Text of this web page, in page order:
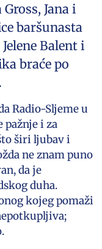
Jana i
baršunasta
Balent i
braće po
Radio-Sljeme u
pažnje i za
širi ljubav i
ne znam puno
da je
duha.
kojeg pomaži